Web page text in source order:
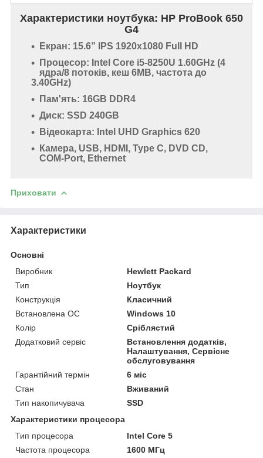
Характеристики ноутбука: HP ProBook 650
G4
Екран: 15.6” IPS 1920x1080 Full HD
Процесор: Intel Core i5-8250U 1.60GHz (4
ядра/8 потоків, кеш 6MB, частота до
3.40GHz)
Пам'ять: 16GB DDR4
Диск: SSD 240GB
Відеокарта: Intel UHD Graphics 620
Камера, USB, HDMI, Type C, DVD CD,
COM-Port, Ethernet
Приховати
Характеристики
Основні
Виробник
Hewlett Packard
Тип
Ноутбук
Конструкція
Класичний
Встановлена ОС
Windows 10
Колір
Сріблястий
Додатковий сервіс
Встановлення додатків,
Налаштування, Сервісне
обслуговування
Гарантійний термін
6 міс
Стан
Вживаний
Тип накопичувача
SSD
Характеристики процесора
Тип процесора
Intel Core 5
Частота процесора
1600 МГц